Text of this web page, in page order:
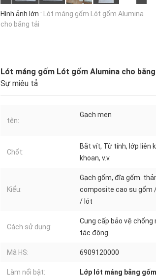
Hình ảnh lớn : Lót máng gốm Lót gốm Alumina
cho băng tải
Lót máng gốm Lót gốm Alumina cho
Sự miêu tả
tên:
Gạch men
Chốt:
Bắt vít, Từ tính, lớp liên
khoan, v.v.
Kiểu:
Gạch gốm, đĩa gốm.
composite cao su gốm
/ lót
Cách sử dụng:
Cung cấp bảo vệ chống
tác động
Mã HS: 6909120000
Làm nổi bật: Lớp lót máng bằng gốm